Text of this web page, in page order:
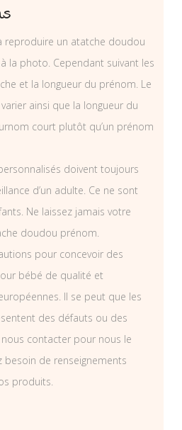
reproduire un atatche doudou
la photo. Cependant suivant les
et la longueur du prénom. Le
ainsi que la longueur du
court plutôt qu’un prénom
doivent toujours
d’un adulte. Ce ne sont
Ne laissez jamais votre
doudou prénom.
pour concevoir des
bébé de qualité et
Il se peut que les
des défauts ou des
nous contacter pour nous le
besoin de renseignements
produits.